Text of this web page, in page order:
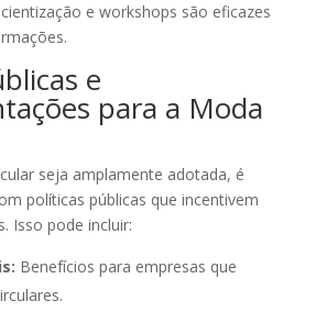
e workshops são eficazes
e
para a Moda
seja amplamente adotada, é
políticas públicas que incentivem
Isso pode incluir:
Benefícios para empresas que